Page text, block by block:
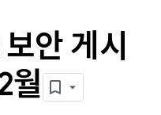
안 게시
월